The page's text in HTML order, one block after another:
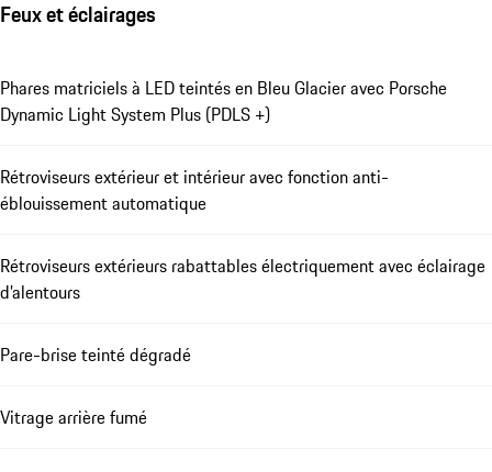
Feux et éclairages
Phares matriciels à LED teintés en Bleu Glacier avec Porsche
Dynamic Light System Plus (PDLS +)
Rétroviseurs extérieur et intérieur avec fonction anti-
éblouissement automatique
Rétroviseurs extérieurs rabattables électriquement avec éclairage
d’alentours
Pare-brise teinté dégradé
Vitrage arrière fumé